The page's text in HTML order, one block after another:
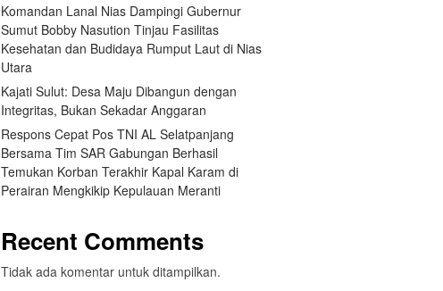
Komandan Lanal Nias Dampingi Gubernur
Sumut Bobby Nasution Tinjau Fasilitas
Kesehatan dan Budidaya Rumput Laut di Nias
Utara
Kajati Sulut: Desa Maju Dibangun dengan
Integritas, Bukan Sekadar Anggaran
Respons Cepat Pos TNI AL Selatpanjang
Bersama Tim SAR Gabungan Berhasil
Temukan Korban Terakhir Kapal Karam di
Perairan Mengkikip Kepulauan Meranti
Recent Comments
Tidak ada komentar untuk ditampilkan.